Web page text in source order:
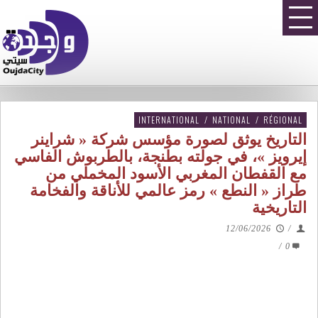
INTERNATIONAL / NATIONAL / RÉGIONAL
التاريخ يوثق لصورة مؤسس شركة « شراينر
إيرويز »، في جولته بطنجة، بالطربوش الفاسي
مع القفطان المغربي الأسود المخملي من
طراز « النطع » رمز عالمي للأناقة والفخامة
التاريخية
/
12/06/2026
0
/